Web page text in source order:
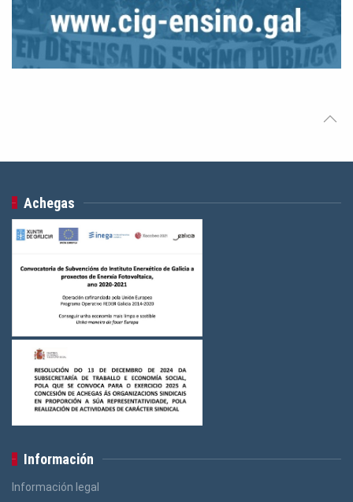
Achegas
Información
Información legal